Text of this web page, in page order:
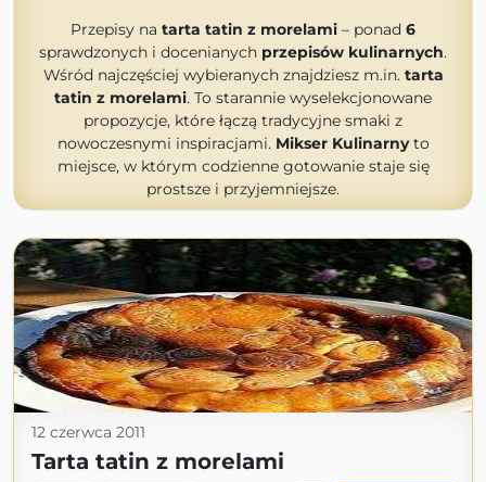
Przepisy na tarta tatin z morelami – ponad 6
sprawdzonych i docenianych przepisów kulinarnych.
Wśród najczęściej wybieranych znajdziesz m.in. tarta
tatin z morelami. To starannie wyselekcjonowane
propozycje, które łączą tradycyjne smaki z
nowoczesnymi inspiracjami. Mikser Kulinarnyto
miejsce, w którym codzienne gotowanie staje się
prostsze i przyjemniejsze.
12 czerwca 2011
Tarta tatin z morelami